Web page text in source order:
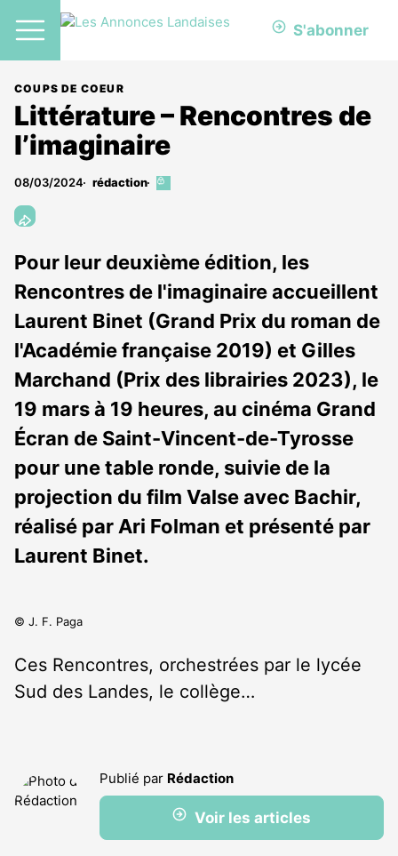
S'abonner
COUPS DE COEUR
Littérature – Rencontres de
l’imaginaire
08/03/2024 rédaction
Cet
aux
abonnés
Pour leur deuxième édition, les
Rencontres de l'imaginaire accueillent
Laurent Binet (Grand Prix du roman de
l'Académie française 2019) et Gilles
Marchand (Prix des librairies 2023), le
19 mars à 19 heures, au cinéma Grand
Écran de Saint-Vincent-de-Tyrosse
pour une table ronde, suivie de la
projection du film Valse avec Bachir,
réalisé par Ari Folman et présenté par
Laurent Binet.
© J. F. Paga
Ces Rencontres, orchestrées par le lycée
Sud des Landes, le collège…
Publié par Rédaction
Voir les articles